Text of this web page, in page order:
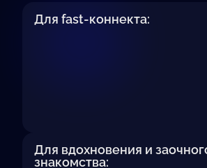
Для fast-коннекта:
Для вдохновения и
знакомства: